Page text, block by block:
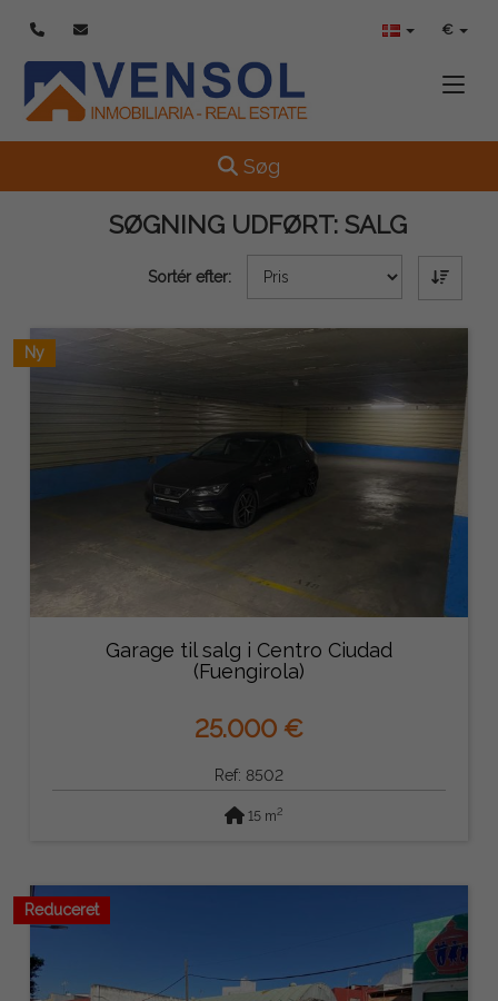
€
Toggle navigation
Søg
SØGNING UDFØRT:SALG
Sortér efter:
Ny
Garage til salg i Centro Ciudad
(Fuengirola)
25.000 €
Ref: 8502
15 m2
Reduceret